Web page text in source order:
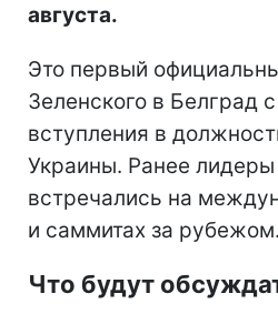
августа.
Это первый
Зеленского в Белград
вступления в
Украины. Ранее лидеры
встречались на
и саммитах за рубежом.
Что будут